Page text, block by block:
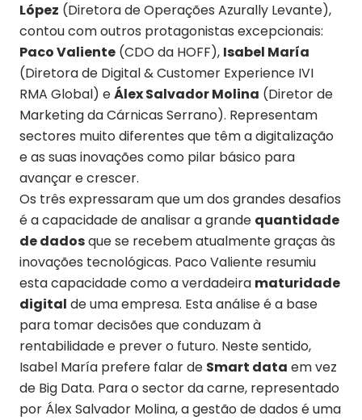
López (Diretora de Operações Azurally Levante),
contou com outros protagonistas excepcionais:
Paco Valiente (CDO da HOFF), Isabel María
(Diretora de Digital & Customer Experience IVI
RMA Global) eÁlex Salvador Molina (Diretor de
Marketing da Cárnicas Serrano). Representam
sectores muito diferentes que têm a digitalização
e as suas inovações como pilar básico para
avançar e crescer.
Os três expressaram que um dos grandes desafios
é a capacidade de analisar a grande quantidade
de dadosque se recebem atualmente graças às
inovações tecnológicas. Paco Valiente resumiu
esta capacidade como a verdadeira maturidade
digital de uma empresa. Esta análise é a base
para tomar decisões que conduzam à
rentabilidade e prever o futuro. Neste sentido,
Isabel María prefere falar de Smart data em vez
de Big Data. Para o sector da carne, representado
por Álex Salvador Molina, a gestão de dados é uma